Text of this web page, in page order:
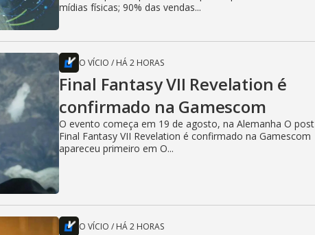
mídias físicas; 90% das vendas...
O VÍCIO / HÁ 2 HORAS
Final Fantasy VII Revelation é
confirmado na Gamescom
O evento começa em 19 de agosto, na Alemanha O post
Final Fantasy VII Revelation é confirmado na Gamescom
apareceu primeiro em O...
O VÍCIO / HÁ 2 HORAS